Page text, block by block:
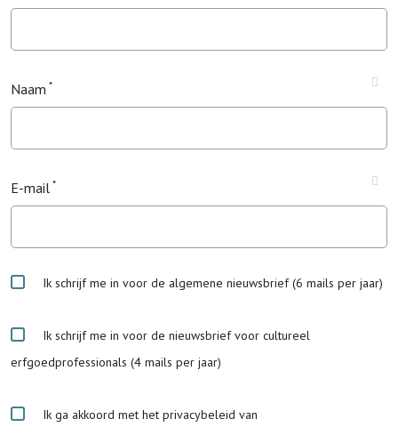
Naam
E-mail
Ik schrijf me in voor de algemene nieuwsbrief (6 mails per jaar)
Ik schrijf me in voor de nieuwsbrief voor cultureel
erfgoedprofessionals (4 mails per jaar)
Ik ga akkoord met het privacybeleid van